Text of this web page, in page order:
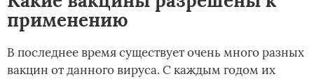
применению
В последнее время существует очень много разных
вакцин от данного вируса. С каждым годом их